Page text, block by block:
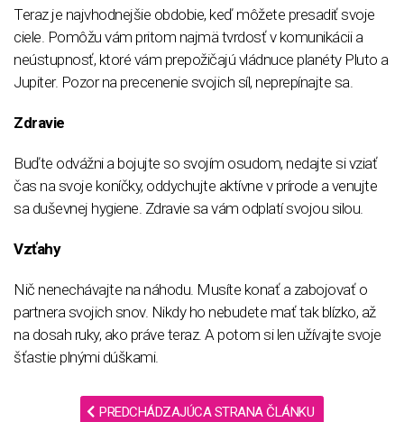
Teraz je najvhodnejšie obdobie, keď môžete presadiť svoje
ciele. Pomôžu vám pritom najmä tvrdosť v komunikácii a
neústupnosť, ktoré vám prepožičajú vládnuce planéty Pluto a
Jupiter. Pozor na precenenie svojich síl, neprepínajte sa.
Zdravie
Buďte odvážni a bojujte so svojím osudom, nedajte si vziať
čas na svoje koníčky, oddychujte aktívne v prírode a venujte
sa duševnej hygiene. Zdravie sa vám odplatí svojou silou.
Vzťahy
Nič nenechávajte na náhodu. Musíte konať a zabojovať o
partnera svojich snov. Nikdy ho nebudete mať tak blízko, až
na dosah ruky, ako práve teraz. A potom si len užívajte svoje
šťastie plnými dúškami.
PREDCHÁDZAJÚCA STRANA ČLÁNKU